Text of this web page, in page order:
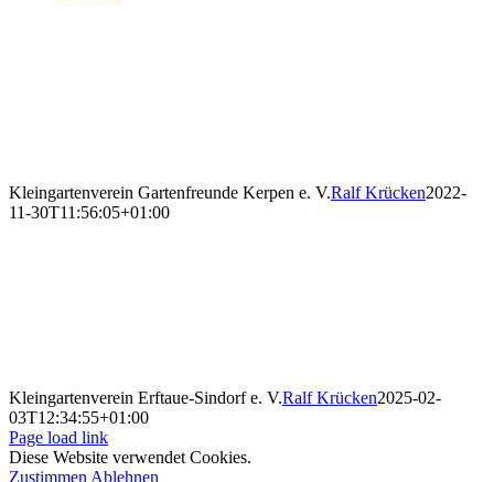
Kleingartenverein Gartenfreunde Kerpen e. V.Ralf Krücken2022-
11-30T11:56:05+01:00
Kleingartenverein Erftaue-Sindorf e. V.Ralf Krücken2025-02-
03T12:34:55+01:00
Page load link
Diese Website verwendet Cookies.
Zustimmen Ablehnen